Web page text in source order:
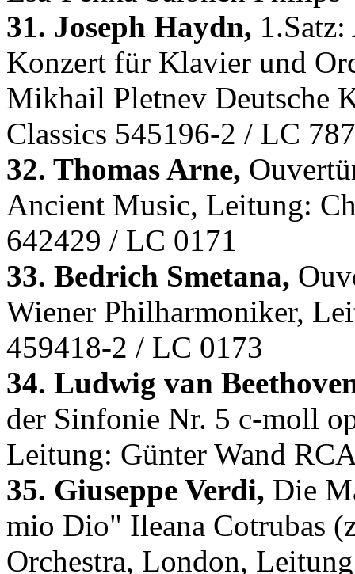
31. Joseph Haydn,
Konzert für Klavier und
Mikhail Pletnev Deutsche
Classics 545196-2 / LC
32. Thomas Arne,
Ancient Music, Leitung:
642429 / LC 0171
33. Bedrich Smetana,
Wiener Philharmoniker,
459418-2 / LC 0173
34. Ludwig van
der Sinfonie Nr. 5 c-moll
Leitung: Günter Wand
35. Giuseppe Verdi, Die
mio Dio" Ileana Cotrubas
Orchestra, London,